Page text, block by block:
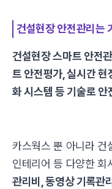
건설현장 안전관리는
건설현장 스마트 안전
트 안전평가, 실시간
화 시스템 등 기술로
카스웍스 뿐 아니라 건
인테리어 등 다양한 회
관리비, 동영상 기록관